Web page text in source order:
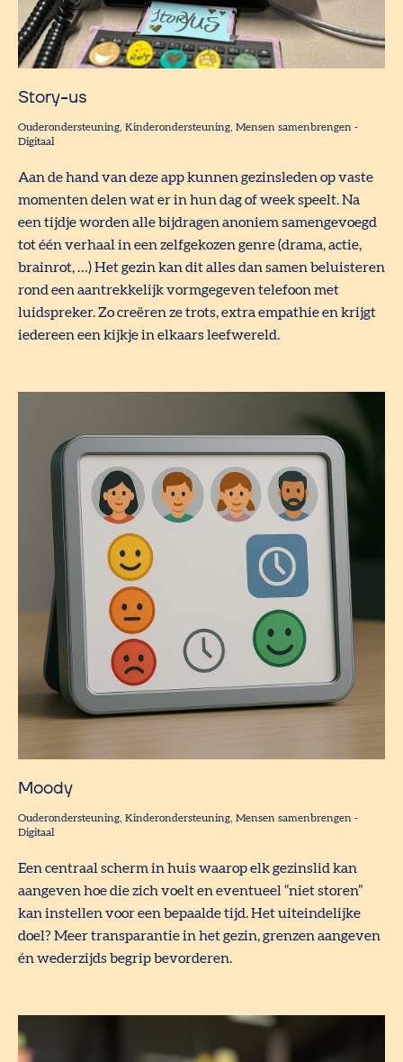
Story-us
Ouderondersteuning Kinderondersteuning Mensen samenbrengen -
Digitaal
Aan de hand van deze app kunnen gezinsleden op vaste
momenten delen wat er in hun dag of week speelt. Na
een tijdje worden alle bijdragen anoniem samengevoegd
tot één verhaal in een zelfgekozen genre (drama, actie,
brainrot, …) Het gezin kan dit alles dan samen beluisteren
rond een aantrekkelijk vormgegeven telefoon met
luidspreker. Zo creëren ze trots, extra empathie en krijgt
iedereen een kijkje in elkaars leefwereld.
Moody
Ouderondersteuning Kinderondersteuning Mensen samenbrengen -
Digitaal
Een centraal scherm in huis waarop elk gezinslid kan
aangeven hoe die zich voelt en eventueel “niet storen”
kan instellen voor een bepaalde tijd. Het uiteindelijke
doel? Meer transparantie in het gezin, grenzen aangeven
én wederzijds begrip bevorderen.